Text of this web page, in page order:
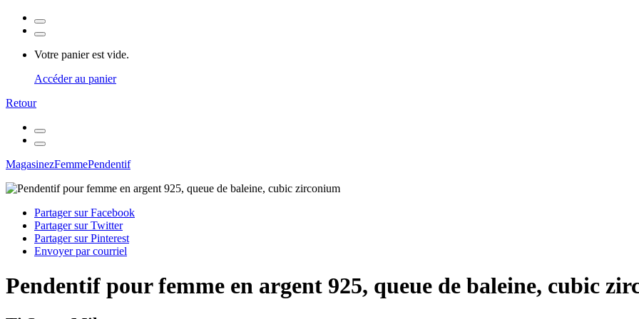
Votre panier est vide.
Accéder au panier
Retour
MagasinezFemmePendentif
Partager sur Facebook
Partager sur Twitter
Partager sur Pinterest
Envoyer par courriel
Pendentif pour femme en argent 925, queue de baleine, cubic